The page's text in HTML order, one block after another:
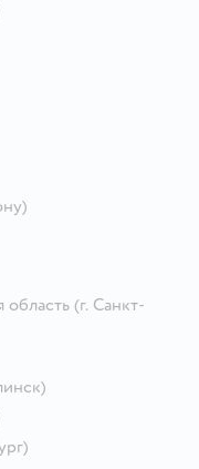
область (г. Санкт-